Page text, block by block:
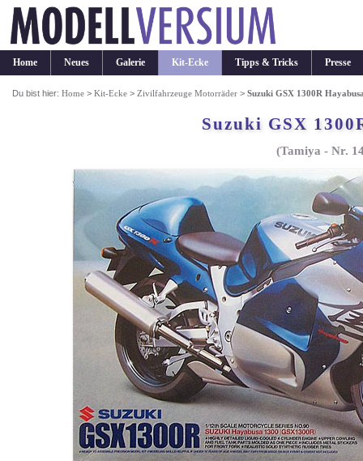
Home Neues Galerie Kit-Ecke Tipps & Tricks Presse
Du bist hier:Home >Kit-Ecke > Zivilfahrzeuge Motorräder >Suzuki GSX 1300R
Suzuki GSX
(Tamiya - Nr.